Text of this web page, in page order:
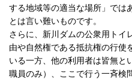
する地域等の適当な場所」では
とは言い難いものです。
さらに、新川ダムの公衆用トイ
由や自然権である抵抗権の行使
いる一方、他の利用者は皆無と
職員のみ）、ここで行う一斉検